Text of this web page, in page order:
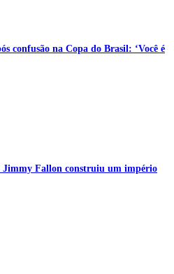
confusão na Copa do Brasil: ‘Você é
Jimmy Fallon construiu um império